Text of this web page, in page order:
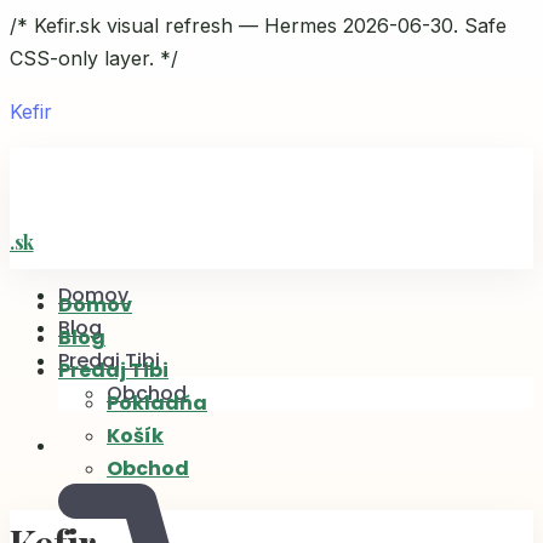
/* Kefir.sk visual refresh — Hermes 2026-06-30. Safe
CSS-only layer. */
Kefir
Domov
Blog
Predaj Tibi
Obchod
Domov
Blog
Predaj Tibi
Pokladňa
Košík
Obchod